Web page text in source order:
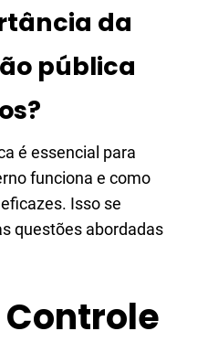
da
pública
é essencial para
funciona e como
Isso se
questões abordadas